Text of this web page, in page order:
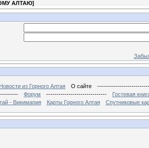
АЛТАЮ]
Новости из Горного Алтая О сайте
Форум ------------------------------
Гостевая
- Викимапия
Карты Горного Алтая Спутниковые